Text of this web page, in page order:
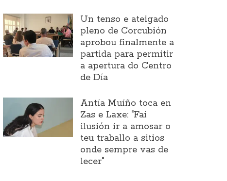
Un tenso e ateigado
pleno de Corcubión
aprobou finalmente a
partida para permitir
a apertura do Centro
de Día
Antía Muíño toca en
Zas e Laxe: "Fai
ilusión ir a amosar o
teu traballo a sitios
onde sempre vas de
lecer"